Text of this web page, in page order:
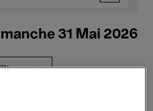
31 Mai 2026